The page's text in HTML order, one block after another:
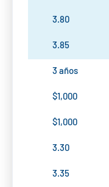
3.80
3.85
3 años
$1,000
$1,000
3.30
3.35